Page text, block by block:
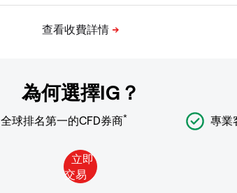
為何選擇IG？
全球排名第一的CFD券商* 專業